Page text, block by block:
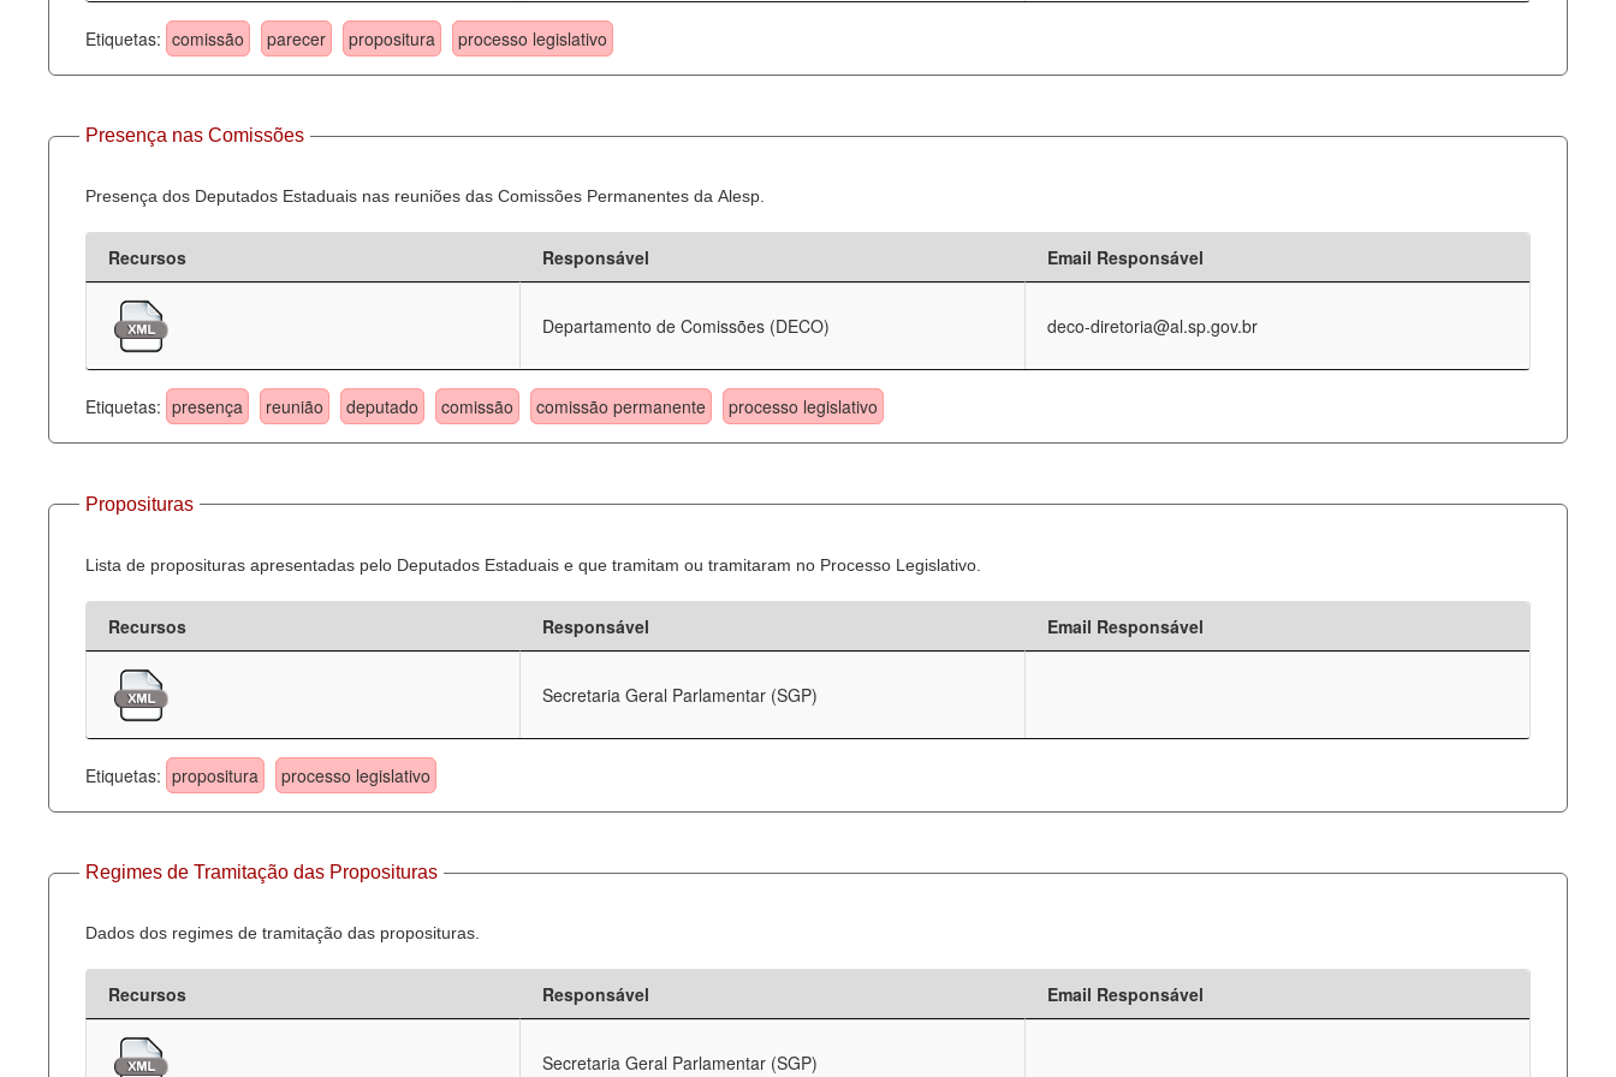
Etiquetas: comissão parecer propositura processo legislativo
Presença nas Comissões
Presença dos Deputados Estaduais nas reuniões das Comissões Permanentes da Alesp.
Recursos Responsável Email Responsável
Departamento de Comissões (DECO) deco-diretoria@al.sp.gov.br
Etiquetas: presença reunião deputado comissão comissão permanente processo legislativo
Proposituras
Lista de proposituras apresentadas pelo Deputados Estaduais e que tramitam ou tramitaram no Processo Legislativo.
Recursos Responsável Email Responsável
Secretaria Geral Parlamentar (SGP)
Etiquetas: propositura processo legislativo
Regimes de Tramitação das Proposituras
Dados dos regimes de tramitação das proposituras.
Recursos Responsável Email Responsável
Secretaria Geral Parlamentar (SGP)